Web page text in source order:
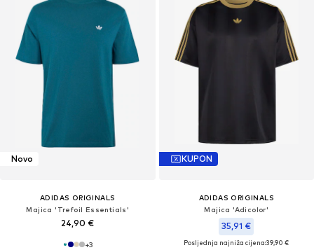
Novo
ADIDAS ORIGINALS
Majica 'Trefoil Essentials'
24,90 €
+3
KUPON
ADIDAS ORIGINALS
Majica 'Adicolor'
35,91 €
Posljednja najniža cijena:39,90 €